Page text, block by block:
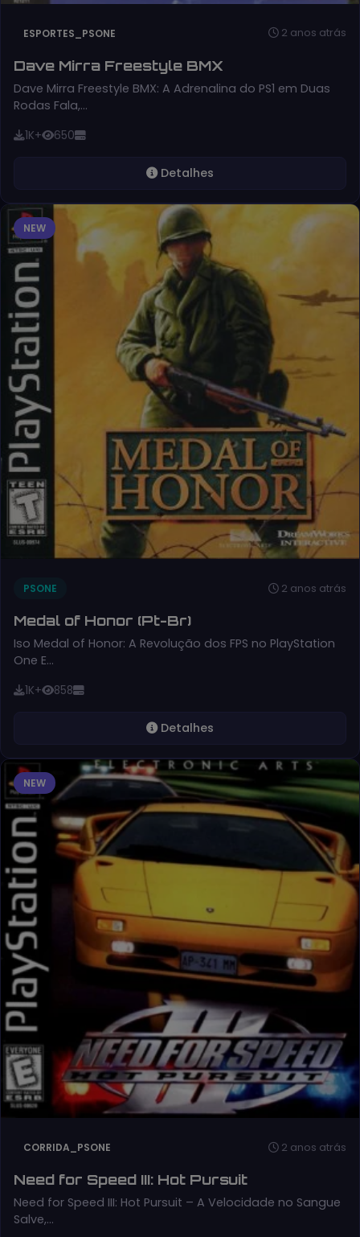
ESPORTES_PSONE 2 anos atrás
Dave Mirra Freestyle BMX
Dave Mirra Freestyle BMX: A Adrenalina do PS1 em Duas
Rodas Fala,…
1K+ 650
Detalhes
NEW
PSONE 2 anos atrás
Medal of Honor (Pt-Br)
Iso Medal of Honor: A Revolução dos FPS no PlayStation
One E…
1K+ 858
Detalhes
NEW
CORRIDA_PSONE 2 anos atrás
Need for Speed III: Hot Pursuit
Need for Speed III: Hot Pursuit – A Velocidade no Sangue
Salve,…